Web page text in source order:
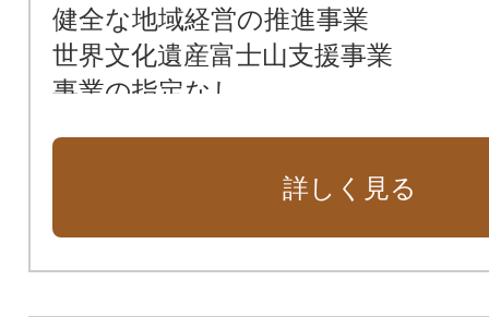
健全な地域経営の推進事業
世界文化遺産富士山支援事業
事業の指定なし
詳しく見る